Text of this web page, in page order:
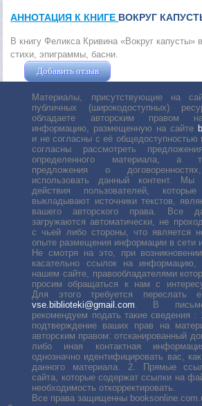
АННОТАЦИЯ К КНИГЕ ВОКРУГ
В книгу Феликса Кривина «Вокруг капусты»
стихи, эпиграммы, басни.
Добавить отзыв
Материалы, присутствующие на
публичных (широкодоступных)
обладаете авторским правом
информацию, размещенную на сайте
и не согласны с её
согласны рассмотреть
определенного материала, а
предложения о
использовать данный контент. Мы
действия пользователей, которые
выкладывают источники текстов,
вашего авторского права. Все
загружаются автоматически, не
с чьей либо стороны, что является
опыте размещения информации в сети
Не смотря на это, при
касательно ссылок на
нашем сайте, правообладателями
просим обращаться к нам с
Для этого требуется переслать
vse.biblioteki@gmail.com. В письме
рекомендуем подать такие сведения :
подтверждение ваших прав на
авторским правом: отсканированный
либо иная контактная
однозначно идентифицировать вас,
данного материала. 2. Прямые
сайта, которые содержат ссылки на
необходимость откорректировать.
Все права защищенны